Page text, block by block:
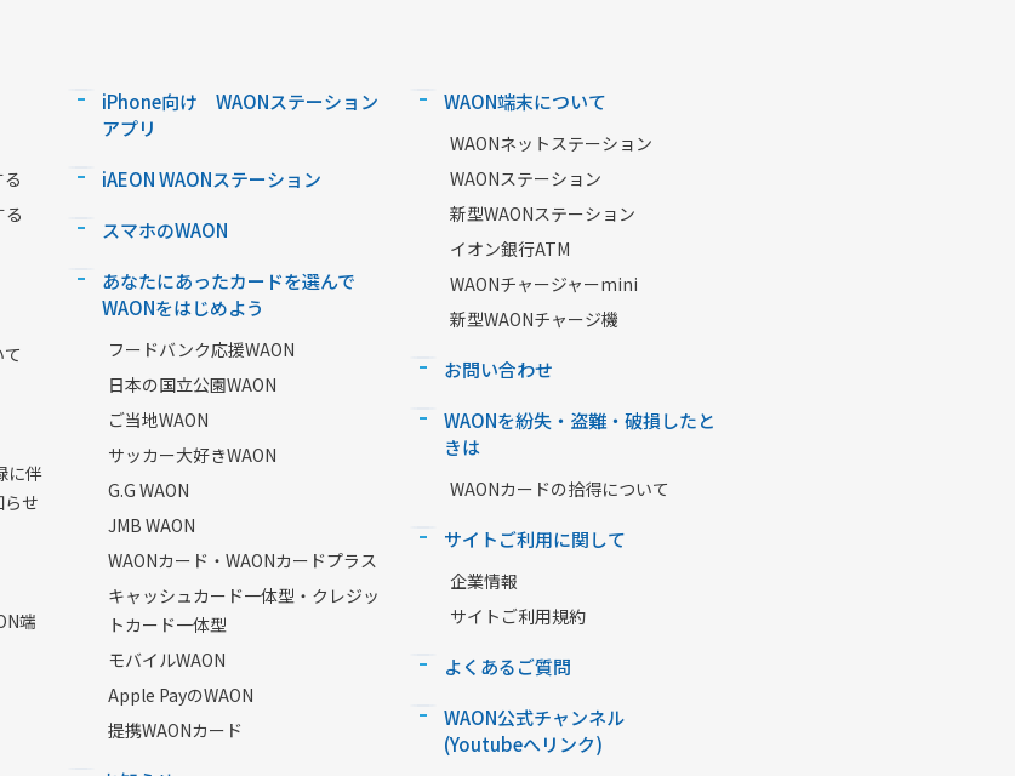
に伴
せ
端
iPhone向け WAONステーション
アプリ
iAEON WAONステーション
スマホのWAON
あなたにあったカードを選んで
WAONをはじめよう
フードバンク応援WAON
日本の国立公園WAON
ご当地WAON
サッカー大好きWAON
G.G WAON
JMB WAON
WAONカード・WAONカードプラス
キャッシュカード一体型・クレジッ
トカード一体型
モバイルWAON
Apple PayのWAON
提携WAONカード
WAON端末について
WAONネットステーション
WAONステーション
新型WAONステーション
イオン銀行ATM
WAONチャージャーmini
新型WAONチャージ機
お問い合わせ
WAONを紛失・盗難・破損したと
きは
WAONカードの拾得について
サイトご利用に関して
企業情報
サイトご利用規約
よくあるご質問
WAON公式チャンネル
(Youtubeへリンク)